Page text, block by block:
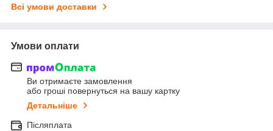
Всі умови доставки
Умови оплати
Ви отримаєте замовлення
або гроші повернуться на вашу картку
Детальніше
Післяплата